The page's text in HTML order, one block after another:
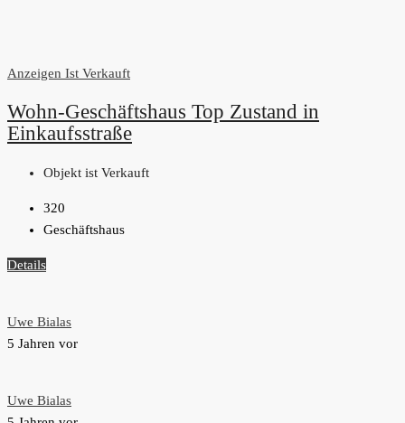
Anzeigen Ist Verkauft
Wohn-Geschäftshaus Top Zustand in
Einkaufsstraße
Objekt ist Verkauft
320
Geschäftshaus
Details
Uwe Bialas
5 Jahren vor
Uwe Bialas